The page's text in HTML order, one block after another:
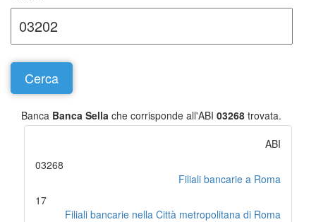
Banca Banca Sella che corrisponde all'ABI 03268 trovata.
ABI
03268
Filiali bancarie a Roma
17
Filiali bancarie nella Città metropolitana di Roma